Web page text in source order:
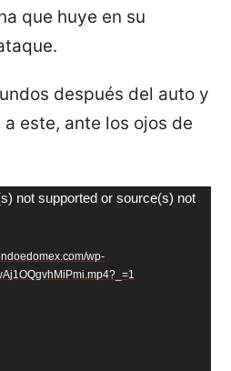
que huye en su
después del auto y
este, ante los ojos de
not supported or source(s) not
wp-